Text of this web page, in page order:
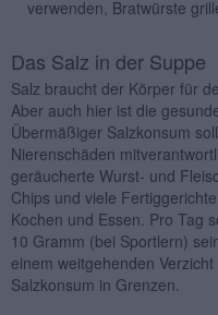
verwenden, Bratwürste
Das Salz in der Suppe
Salz braucht der Körper für
Aber auch hier ist die
Übermäßiger Salzkonsum
Nierenschäden
geräucherte Wurst- und
Chips und viele
Kochen und Essen. Pro Tag
10 Gramm (bei Sportlern)
einem weitgehenden
Salzkonsum in Grenzen.